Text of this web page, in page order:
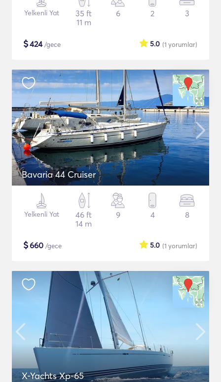
Yelkenli Yat
35 ft
11 m
6 2 3
$424/gece (1 yorumlar)
5.0
Bavaria 44 Cruiser
Yelkenli Yat
46 ft
14 m
9 4 8
$660 /gece (1 yorumlar)
5.0
X-Yachts Xp-65